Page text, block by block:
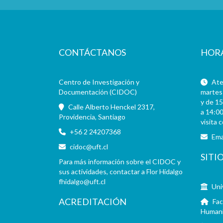
CONTÁCTANOS
Centro de Investigación y
Documentación (CIDOC)
Calle Alberto Henckel 2317,
Providencia, Santiago
+56 2 24207368
cidoc@uft.cl
Para más información sobre el CIDOC y
sus actividades, contactar a Flor Hidalgo
fhidalgo@uft.cl
ACREDITACIÓN
y de
a
visita